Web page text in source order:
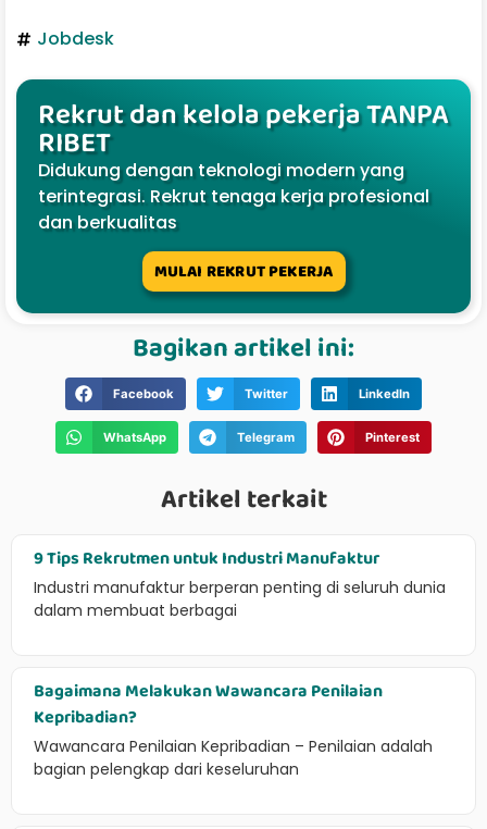
Jobdesk
Rekrut dan kelola pekerja TANPA
RIBET
Didukung dengan teknologi modern yang
terintegrasi. Rekrut tenaga kerja profesional
dan berkualitas
MULAI REKRUT PEKERJA
Bagikan artikel ini:
Facebook Twitter LinkedIn
WhatsApp Telegram Pinterest
Artikel terkait
9 Tips Rekrutmen untuk Industri Manufaktur
Industri manufaktur berperan penting di seluruh dunia
dalam membuat berbagai
Bagaimana Melakukan Wawancara Penilaian
Kepribadian?
Wawancara Penilaian Kepribadian – Penilaian adalah
bagian pelengkap dari keseluruhan